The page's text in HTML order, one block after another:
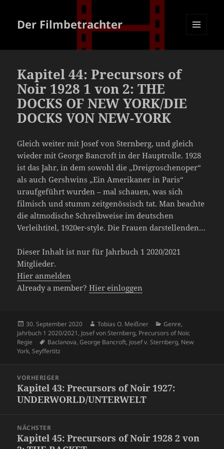
Der Filmbetrachter
Kapitel 44: Precursors of
Noir 1928 1 von 2: THE
DOCKS OF NEW YORK/DIE
DOCKS VON NEW-YORK
Gleich weiter mit Josef von Sternberg, und gleich
wieder mit George Bancroft in der Hauptrolle. 1928
ist das Jahr, in dem sowohl die „Dreigroschenoper“
als auch Gershwins „Ein Amerikaner in Paris“
uraufgeführt wurden – mal schauen, was sich
filmisch und stumm zeitgenössisch tat. Man beachte
die altmodische Schreibweise im deutschen
Verleihtitel, 1920er-style. Die Frauen darstellenden…
Dieser Inhalt ist nur für Jahrbuch 1 2020/2021
Mitglieder.
Hier anmelden
Already a member?Hier einloggen
Veröffentlicht
am
30. September 2020 Autor
Tobias O. Meißner Kategorien
Genre,
Jahrbuch 1 2020/2021, Josef von Sternberg, Precursors of Noir,
Regie
Schlagwörter
Baclanova,George Bancroft, Josef v. Sternberg, New
York,Seyffertitz
VORHERIGER
Vorheriger
Beitrag:
Kapitel 43: Precursors of Noir 1927:
UNDERWORLD/UNTERWELT
NÄCHSTER
Nächster
Kapitel 45: Precursors of Noir 1928 2 von